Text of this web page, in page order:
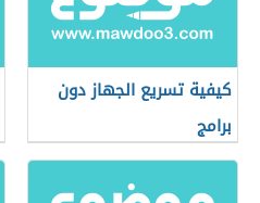
كيفية تسريع الجهاز دون
برامج